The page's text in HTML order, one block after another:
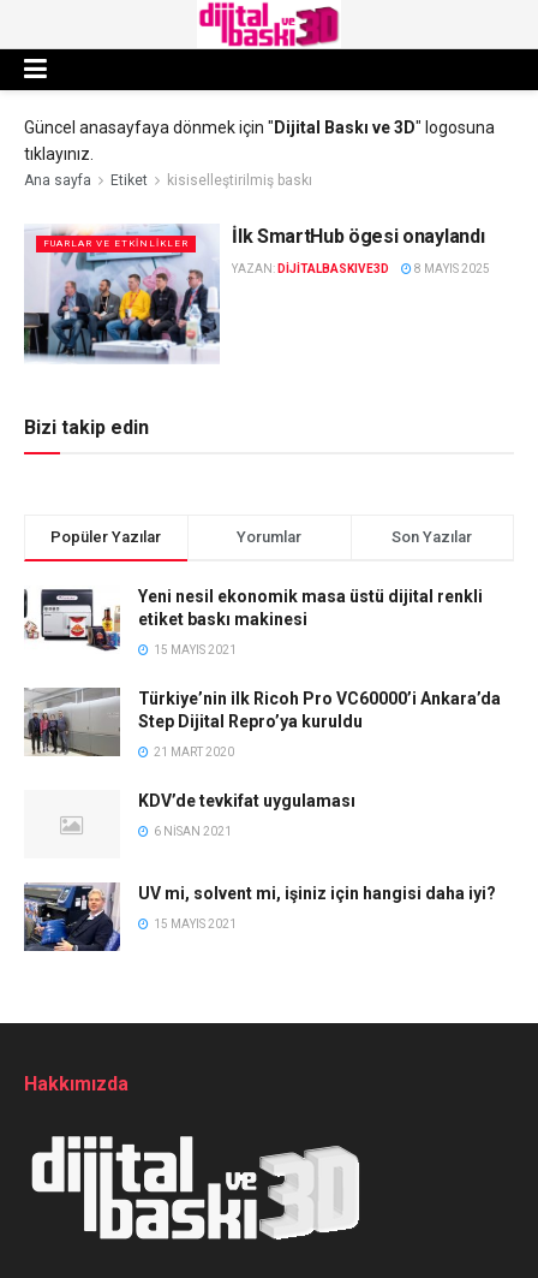
Güncel anasayfaya dönmek için " Dijital Baskı ve 3D" logosuna
tıklayınız.
Ana sayfa Etiket kisiselleştirilmiş baskı
FUARLAR VE ETKINLIKLER İlk SmartHub ögesi onaylandı
YAZAN: DIJITALBASKIVE3D 8 MAYIS 2025
Bizi takip edin
Popüler Yazılar Yorumlar Son Yazılar
Yeni nesil ekonomik masa üstü dijital renkli
etiket baskı makinesi
15 MAYIS 2021
Türkiye’nin ilk Ricoh Pro VC60000’i Ankara’da
Step Dijital Repro’ya kuruldu
21 MART 2020
KDV’de tevkifat uygulaması
6 NISAN 2021
UV mi, solvent mi, işiniz için hangisi daha iyi?
15 MAYIS 2021
Hakkımızda